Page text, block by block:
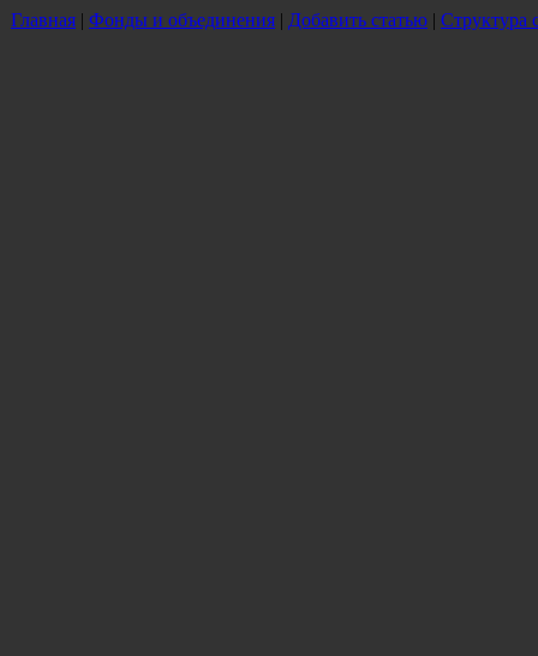
Главная | Фонды и объединения | Добавить статью | Структура